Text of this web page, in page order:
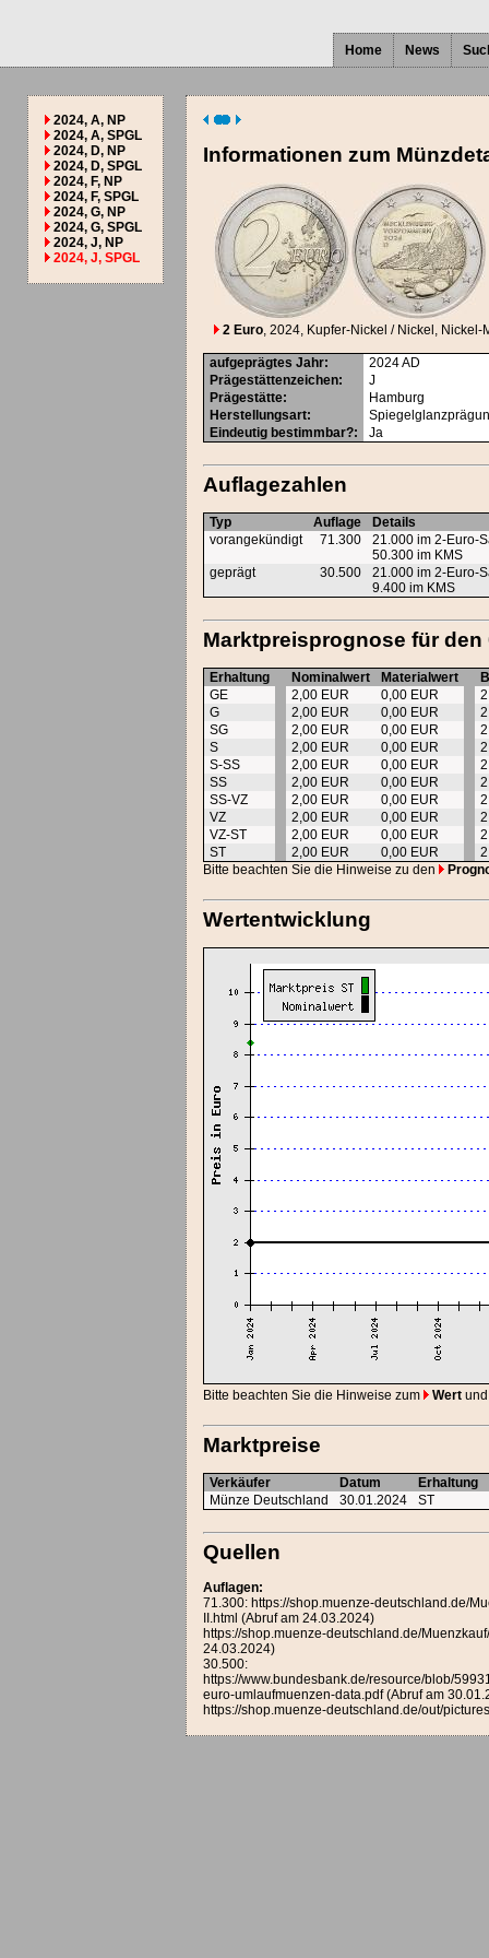
Home News
2024, A, NP
2024, A, SPGL
2024, D, NP
2024, D, SPGL
2024, F, NP
2024, F, SPGL
2024, G, NP
2024, G, SPGL
2024, J, NP
2024, J, SPGL
Informationen zum
2 Euro, 2024, Kupfer-Nickel / Nickel, Nickel-
aufgeprägtes Jahr: 2024AD
Prägestättenzeichen:
J
Prägestätte:
Hamburg
Herstellungsart:
Eindeutig bestimmbar?: Ja
Auflagezahlen
Typ Auflage
Details
vorangekündigt
71.300
21.000 im 2-Euro-
50.300 im KMS
geprägt
30.500
21.000 im 2-Euro-
9.400 im KMS
Marktpreisprognose für den
Erhaltung Nominalwert Materialwert
GE
2,00 EUR 0,00 EUR
G
2,00 EUR 0,00 EUR
SG
2,00 EUR 0,00 EUR
S
2,00 EUR 0,00 EUR
S-SS
2,00 EUR 0,00 EUR
SS
2,00 EUR 0,00 EUR
SS-VZ
2,00 EUR 0,00 EUR
VZ
2,00 EUR 0,00 EUR
VZ-ST
2,00 EUR 0,00 EUR
ST
2,00 EUR 0,00 EUR
Bitte beachten Sie die Hinweise zu den
Wertentwicklung
Bitte beachten Sie die Hinweise zum Wert
Marktpreise
Verkäufer Datum
Erhaltung
Münze Deutschland
30.01.2024 ST
Quellen
Auflagen:
71.300: https://shop.muenze-deutschland.de/
II.html (Abruf am 24.03.2024)
https://shop.muenze-deutschland.de/
24.03.2024)
30.500:
https://www.bundesbank.de/resource/blob/
euro-umlaufmuenzen-data.pdf (Abruf am
https://shop.muenze-deutschland.de/out/